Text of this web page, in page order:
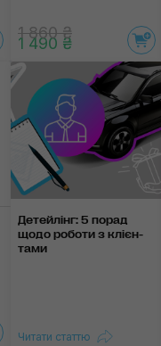
1 860 ₴
1 490 ₴
Детейлінг: 5 порад
щодо роботи з клієн­
тами
Читати статтю